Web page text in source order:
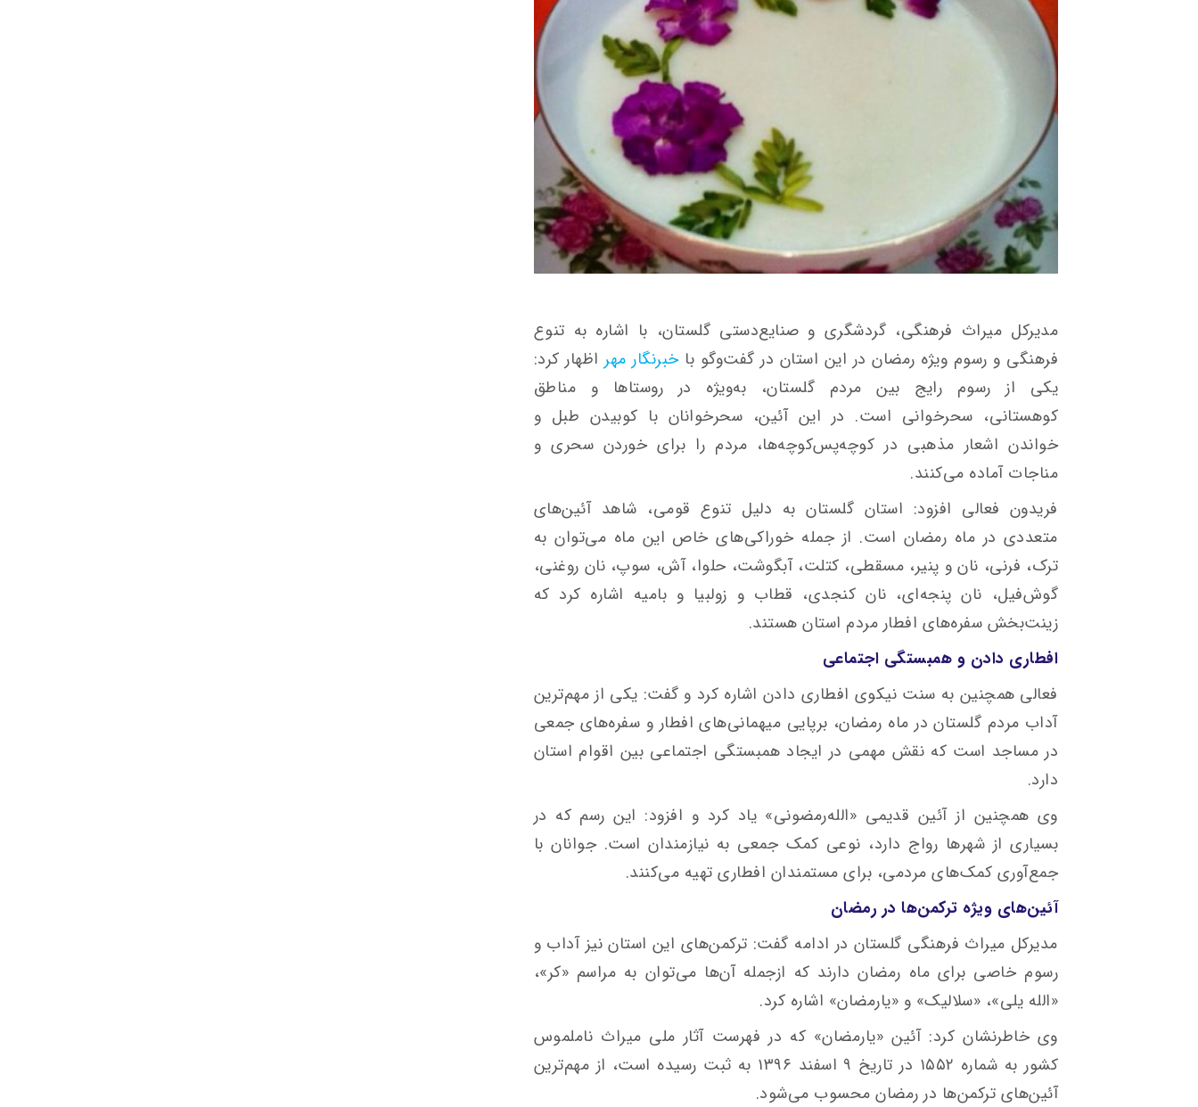
مدیرکل میراث فرهنگی، گردشگری و صنایع‌دستی گلستان، با اشاره به تنوع
فرهنگی و رسوم ویژه رمضان در این استان در گفت‌وگو با خبرنگار مهر اظهار کرد:
یکی از رسوم رایج بین مردم گلستان، به‌ویژه در روستاها و مناطق
کوهستانی، سحرخوانی است. در این آئین، سحرخوانان با کوبیدن طبل و
خواندن اشعار مذهبی در کوچه‌پس‌کوچه‌ها، مردم را برای خوردن سحری و
مناجات آماده می‌کنند.
فریدون فعالی افزود: استان گلستان به دلیل تنوع قومی، شاهد آئین‌های
متعددی در ماه رمضان است. از جمله خوراکی‌های خاص این ماه می‌توان به
ترک، فرنی، نان و پنیر، مسقطی، کتلت، آبگوشت، حلوا، آش، سوپ، نان روغنی،
گوش‌فیل، نان پنجه‌ای، نان کنجدی، قطاب و زولبیا و بامیه اشاره کرد که
زینت‌بخش سفره‌های افطار مردم استان هستند.
افطاری دادن و همبستگی اجتماعی
فعالی همچنین به سنت نیکوی افطاری دادن اشاره کرد و گفت: یکی از مهم‌ترین
آداب مردم گلستان در ماه رمضان، برپایی میهمانی‌های افطار و سفره‌های جمعی
در مساجد است که نقش مهمی در ایجاد همبستگی اجتماعی بین اقوام استان
دارد.
وی همچنین از آئین قدیمی «الله‌رمضونی» یاد کرد و افزود: این رسم که در
بسیاری از شهرها رواج دارد، نوعی کمک جمعی به نیازمندان است. جوانان با
جمع‌آوری کمک‌های مردمی، برای مستمندان افطاری تهیه می‌کنند.
آئین‌های ویژه ترکمن‌ها در رمضان
مدیرکل میراث فرهنگی گلستان در ادامه گفت: ترکمن‌های این استان نیز آداب و
رسوم خاصی برای ماه رمضان دارند که ازجمله آن‌ها می‌توان به مراسم «کر»،
«الله یلی»، «سلالیک» و «یارمضان» اشاره کرد.
وی خاطرنشان کرد: آئین «یارمضان» که در فهرست آثار ملی میراث ناملموس
کشور به شماره ۱۵۵۲ در تاریخ ۹ اسفند ۱۳۹۶ به ثبت رسیده است، از مهم‌ترین
آئین‌های ترکمن‌ها در رمضان محسوب می‌شود.